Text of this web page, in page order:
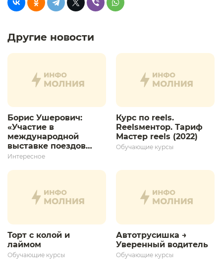
Другие новости
Борис Ушерович:
«Участие в
международной
выставке поездов
дает толчок для
развития»
Интересное
Курс по reels.
Reelsментор. Тариф
Мастер reels (2022)
Обучающие курсы
Торт с колой и
лаймом
Обучающие курсы
Автотрусишка →
Уверенный водитель​
Обучающие курсы